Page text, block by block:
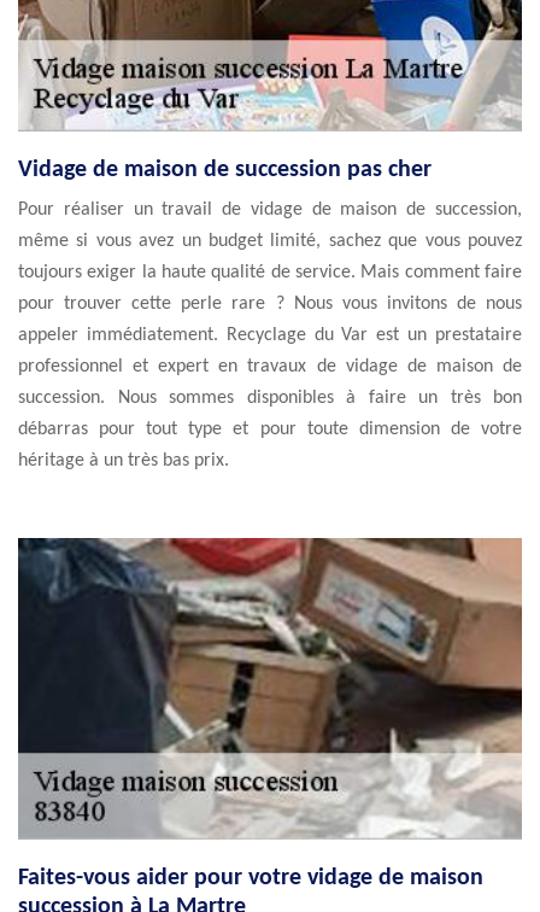
Vidage de maison de succession pas cher
Pour réaliser un travail de vidage de maison de succession,
même si vous avez un budget limité, sachez que vous pouvez
toujours exiger la haute qualité de service. Mais comment faire
pour trouver cette perle rare ? Nous vous invitons de nous
appeler immédiatement. Recyclage du Var est un prestataire
professionnel et expert en travaux de vidage de maison de
succession. Nous sommes disponibles à faire un très bon
débarras pour tout type et pour toute dimension de votre
héritage à un très bas prix.
Faites-vous aider pour votre vidage de maison
succession à La Martre